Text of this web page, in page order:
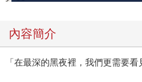
內容簡介
「在最深的黑夜裡，我們更需要